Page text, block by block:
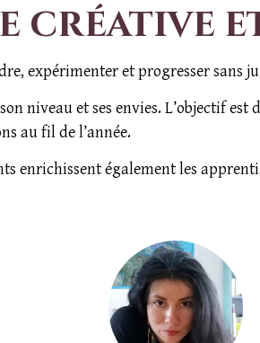
créative
expérimenter et progresser sans
niveau et ses envies. L’objectif
au fil de l’année.
enrichissent également les